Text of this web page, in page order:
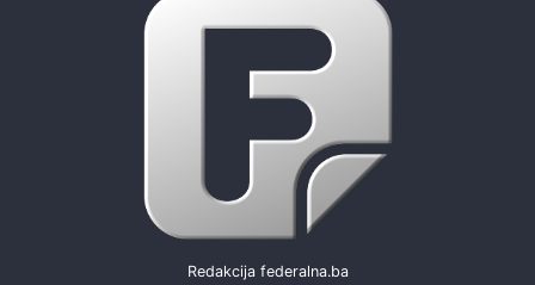
Redakcija federalna.ba